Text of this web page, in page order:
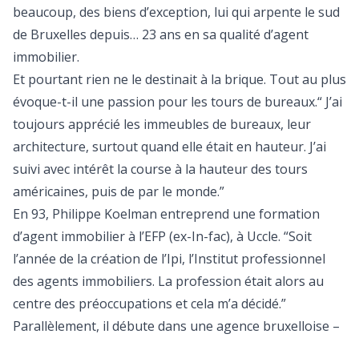
beaucoup, des biens d’exception, lui qui arpente le sud
de Bruxelles depuis… 23 ans en sa qualité d’agent
immobilier.
Et pourtant rien ne le destinait à la brique. Tout au plus
évoque­-t-­il une passion pour les tours de bureaux.“ J’ai
toujours apprécié les immeubles de bureaux, leur
architecture, surtout quand elle était en hauteur. J’ai
suivi avec intérêt la course à la hauteur des tours
américaines, puis de par le monde.”
En 93, Philippe Koelman entreprend une formation
d’agent immobilier à l’EFP (ex-­In-fac), à Uccle. “Soit
l’année de la création de l’Ipi, l’Institut professionnel
des agents immobiliers. La profession était alors au
centre des préoccupations et cela m’a décidé.”
Parallèlement, il débute dans une agence bruxelloise –